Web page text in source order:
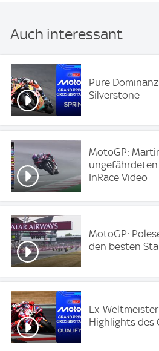
Auch interessant
Pure
Silverstone
MotoGP:
ungefährdeten
InRace Video
MotoGP:
den besten
Ex-
Highlights des